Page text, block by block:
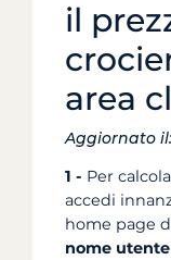
il
area
Aggiornato
1 - Per
accedi
home page
nome utente